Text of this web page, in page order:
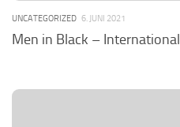
UNCATEGORIZED 6. JUNI 2021
Men in Black – International